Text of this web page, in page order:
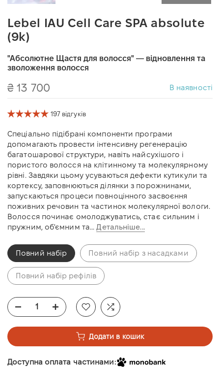
Lebel IAU Cell Care SPA absolute
(9k)
"Абсолютне Щастя для волосся" — відновлення та
зволоження волосся
₴ 13 700 В наявності
197 відгуків
Спеціально підібрані компоненти програми
допомагають провести інтенсивну регенерацію
багатошарової структури, навіть найсухішого і
пористого волосся на клітинному та молекулярному
рівні. Завдяки цьому усуваються дефекти кутикули та
кортексу, заповнюються ділянки з порожнинами,
запускаються процеси повноцінного засвоєння
поживних речовин та частинок молекулярної вологи.
Волосся починає омолоджуватись, стає сильним і
пружним, об'ємним та...Детальніше...
Повний набір Повний набір з насадками
Повний набір рефілів
Додати в кошик
Доступна оплата частинами: